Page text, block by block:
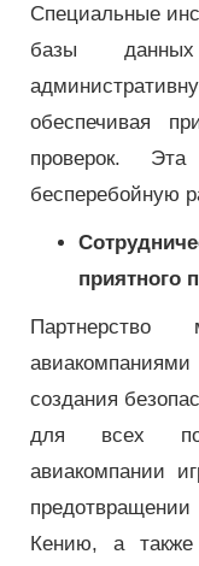
Специальные
базы
обеспечивая
проверок. Эта
бесперебойную
приятного
создания
для всех
авиакомпании
предотвращении
Кению, а также